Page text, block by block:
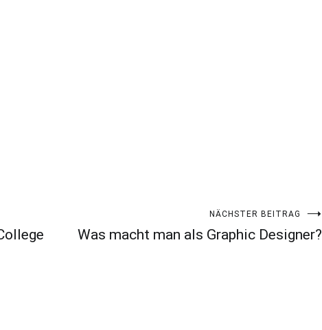
NÄCHSTER BEITRAG
Was macht man als Graphic Designer?